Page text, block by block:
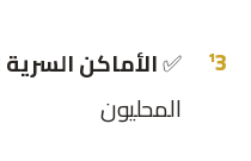
✅الأماكن السرية
المحليون